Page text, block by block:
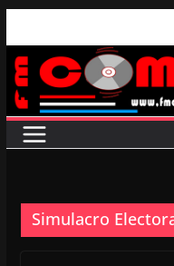
al
contenido
Simulacro